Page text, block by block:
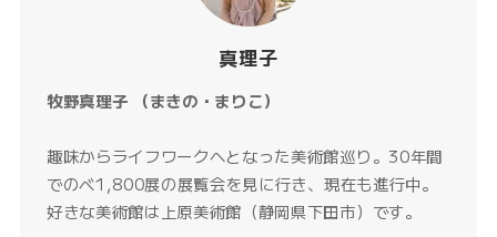
真理子
牧野真理子 （まきの・まりこ）
趣味からライフワークへとなった美術館巡り。30年間
でのべ1,800展の展覧会を見に行き、現在も進行中。
好きな美術館は上原美術館（静岡県下田市）です。